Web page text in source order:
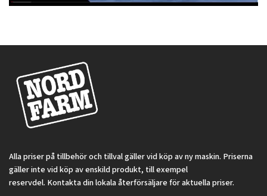
Alla priser på tillbehör och tillval gäller vid köp av ny maskin. Priserna
gäller inte vid köp av enskild produkt, till exempel
reservdel. Kontakta din lokala återförsäljare för aktuella priser.